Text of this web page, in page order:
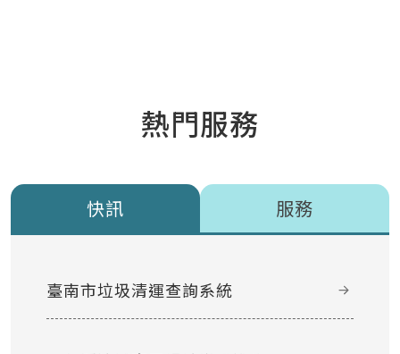
熱門服務
快訊 服務
臺南市垃圾清運查詢系統